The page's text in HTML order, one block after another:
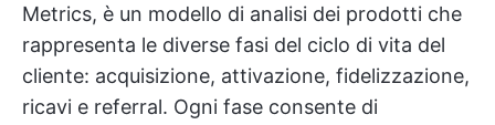
Metrics, è un modello di analisi dei prodotti che
rappresenta le diverse fasi del ciclo di vita del
cliente: acquisizione, attivazione, fidelizzazione,
ricavi e referral. Ogni fase consente di